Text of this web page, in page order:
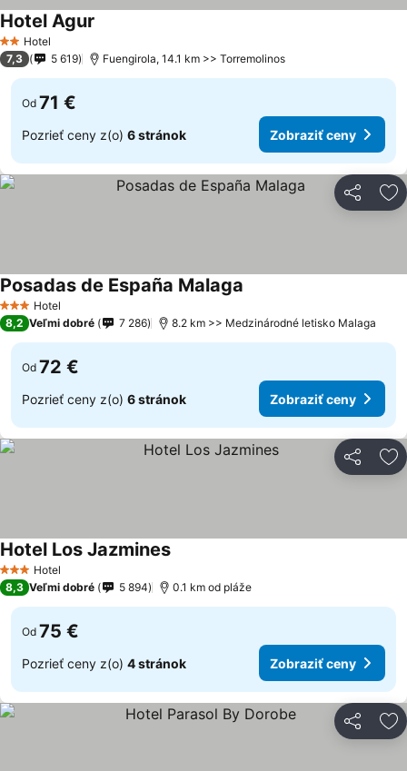
2 Počet hviezdičiek
Hotel
Hotel Agur
7,3 5 619 Fuengirola, 14.1 km >> Torremolinos
Od 71 €
Pozrieť ceny z(o) 6 stránok Zobraziť ceny
Zdieľať
3 Počet hviezdičiek
Hotel
Posadas de España Malaga
8,2 Veľmi dobré 7 286 8.2 km >> Medzinárodné letisko Malaga
Od 72 €
Pozrieť ceny z(o) 6 stránok Zobraziť ceny
Zdieľať
3 Počet hviezdičiek
Hotel
Hotel Los Jazmines
8,3 Veľmi dobré 5 894 0.1 km od pláže
Od 75 €
Pozrieť ceny z(o) 4 stránok Zobraziť ceny
Zdieľať